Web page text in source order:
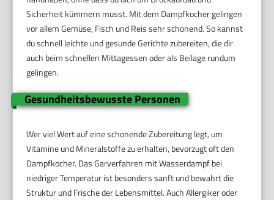
Sicherheit kümmern musst. Mit dem Dampfkocher gelingen
vor allem Gemüse, Fisch und Reis sehr schonend. So kannst
du schnell leichte und gesunde Gerichte zubereiten, die dir
auch beim schnellen Mittagessen oder als Beilage rundum
gelingen.
Gesundheitsbewusste Personen
Wer viel Wert auf eine schonende Zubereitung legt, um
Vitamine und Mineralstoffe zu erhalten, bevorzugt oft den
Dampfkocher. Das Garverfahren mit Wasserdampf bei
niedriger Temperatur ist besonders sanft und bewahrt die
Struktur und Frische der Lebensmittel. Auch Allergiker oder